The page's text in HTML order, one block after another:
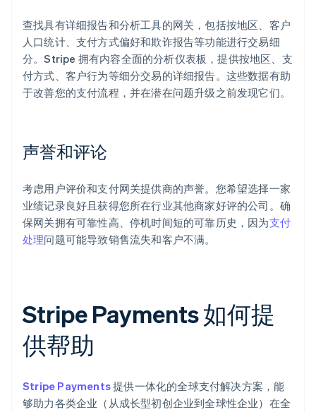
查找具有详细报告和分析工具的网关，包括按地区、客户
人口统计、支付方式偏好和欺诈报告等功能进行交易细
分。Stripe 拥有内容全面的分析仪表板，提供按地区、支
付方式、客户行为等细分交易的详细报告。这些数据有助
于改善您的支付流程，并在潜在问题升级之前发现它们。
声誉和评论
考虑用户评价和支付网关提供商的声誉。您希望选择一家
业绩记录良好且获得您所在行业其他商家好评的公司。确
保网关拥有可靠性高、停机时间短的可靠历史，因为支付
处理问题可能导致销售流失和客户不满。
Stripe Payments 如何提
供帮助
Stripe Payments提供一体化的全球支付解决方案，能
够助力各类企业（从成长型初创企业到全球性企业）在全